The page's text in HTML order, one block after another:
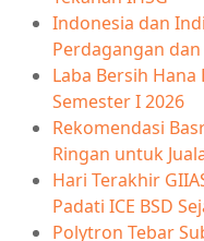
Indonesia dan
Perdagangan
Laba Bersih Hana
Semester I 2026
Rekomendasi
Ringan untuk
Hari Terakhir
Padati ICE BSD
Polytron Tebar